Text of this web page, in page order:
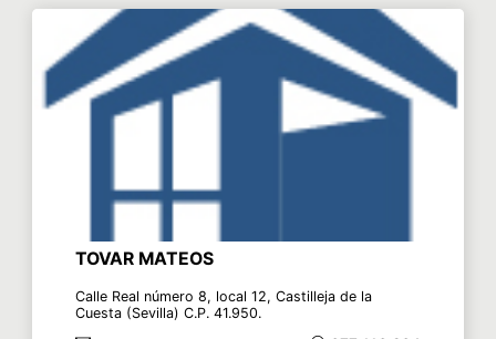
TOVAR MATEOS
Calle Real número 8, local 12, Castilleja de la
Cuesta (Sevilla) C.P. 41.950.